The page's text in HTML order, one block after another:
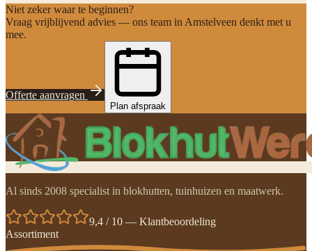
Niet zeker waar te beginnen?
Vraag vrijblijvend advies — ons team in Amstelveen denkt met u
mee.
Offerte aanvragen
Plan afspraak
Al sinds 2008 specialist in blokhutten, tuinhuizen en maatwerk.
9,4 / 10 — Klantbeoordeling
Assortiment